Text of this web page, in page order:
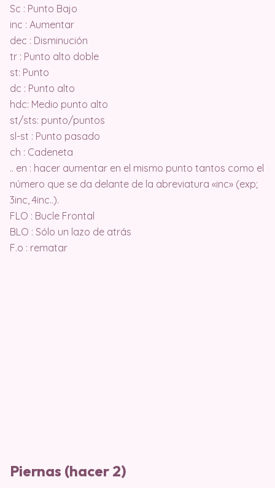
Sc : Punto Bajo
inc : Aumentar
dec : Disminución
tr : Punto alto doble
st: Punto
dc : Punto alto
hdc: Medio punto alto
st/sts: punto/puntos
sl-st : Punto pasado
ch : Cadeneta
.. en : hacer aumentar en el mismo punto tantos como el
número que se da delante de la abreviatura «inc» (exp;
3inc, 4inc..).
FLO : Bucle Frontal
BLO : Sólo un lazo de atrás
F.o : rematar
Piernas (hacer 2)